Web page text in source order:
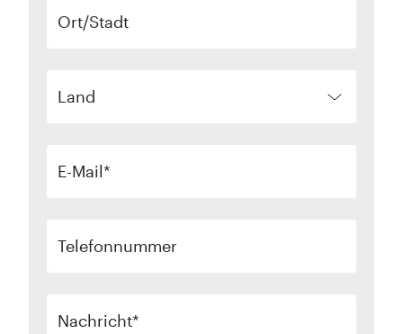
Ort/Stadt
Land
E-Mail
Telefonnummer
Nachricht